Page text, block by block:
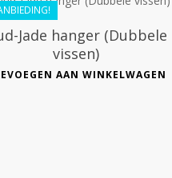
Jade hanger (Dubbele
vissen)
AAN WINKELWAGEN